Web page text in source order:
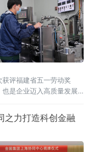
评福建省五一劳动奖
是企业迈入高质量发展
之力打造科创金融